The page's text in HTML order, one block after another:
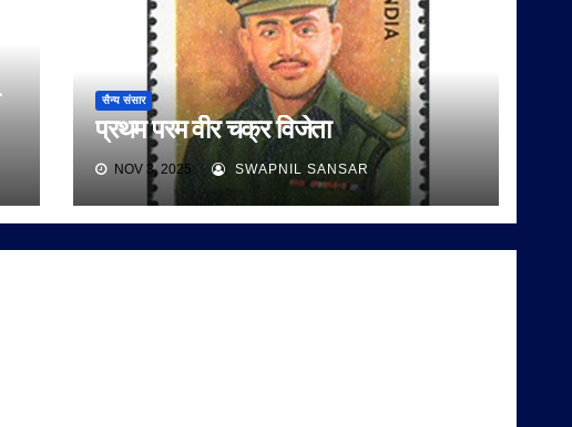
सैन्य संसार
प्रथम परम वीर चक्र विजेता
NOV 3, 2025 SWAPNIL SANSAR